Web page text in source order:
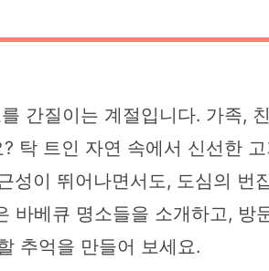
간질이는 계절입니다. 가족,
탁 트인 자연 속에서 신선한
성이 뛰어나면서도, 도심의
바베큐 명소들을 소개하고,
추억을 만들어 보세요.